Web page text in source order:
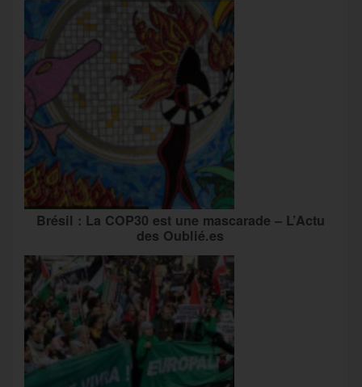
Brésil : La COP30 est une mascarade – L’Actu
des Oublié.es